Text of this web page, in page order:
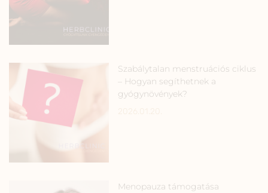
Szabálytalan menstruációs ciklus
– Hogyan segíthetnek a
gyógynövények?
Menopauza támogatása